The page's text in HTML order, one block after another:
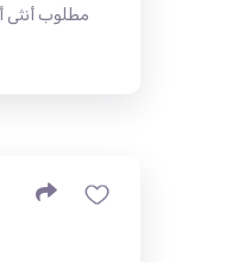
مطلوب أنثى